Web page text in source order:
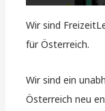
Wir sind
für Österreich.
Wir sind ein
Österreich neu